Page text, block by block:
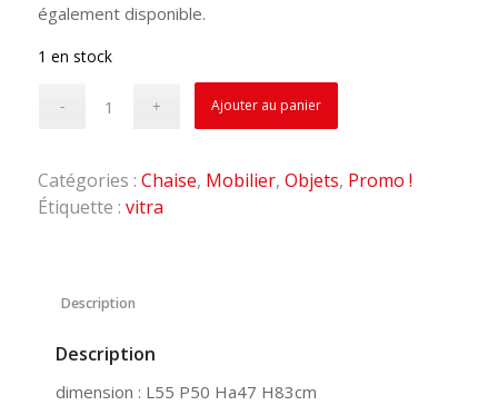
également disponible.
1 en stock
Ajouter au panier
Catégories : Chaise, Mobilier, Objets, Promo !
Étiquette : vitra
Description
Description
dimension : L55 P50 Ha47 H83cm